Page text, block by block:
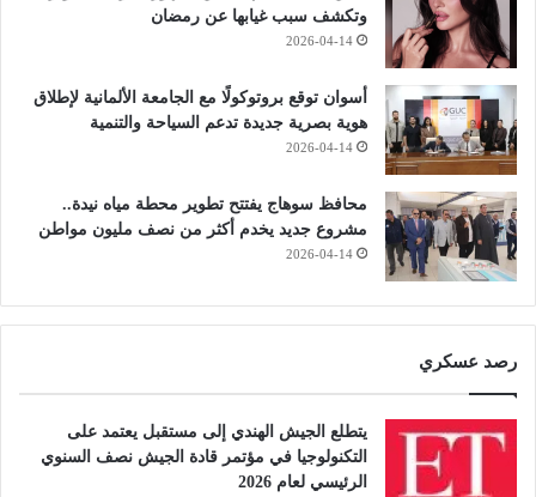
وتكشف سبب غيابها عن رمضان
2026-04-14
أسوان توقع بروتوكولًا مع الجامعة الألمانية لإطلاق
هوية بصرية جديدة تدعم السياحة والتنمية
2026-04-14
محافظ سوهاج يفتتح تطوير محطة مياه نيدة..
مشروع جديد يخدم أكثر من نصف مليون مواطن
2026-04-14
رصد عسكري
يتطلع الجيش الهندي إلى مستقبل يعتمد على
التكنولوجيا في مؤتمر قادة الجيش نصف السنوي
الرئيسي لعام 2026